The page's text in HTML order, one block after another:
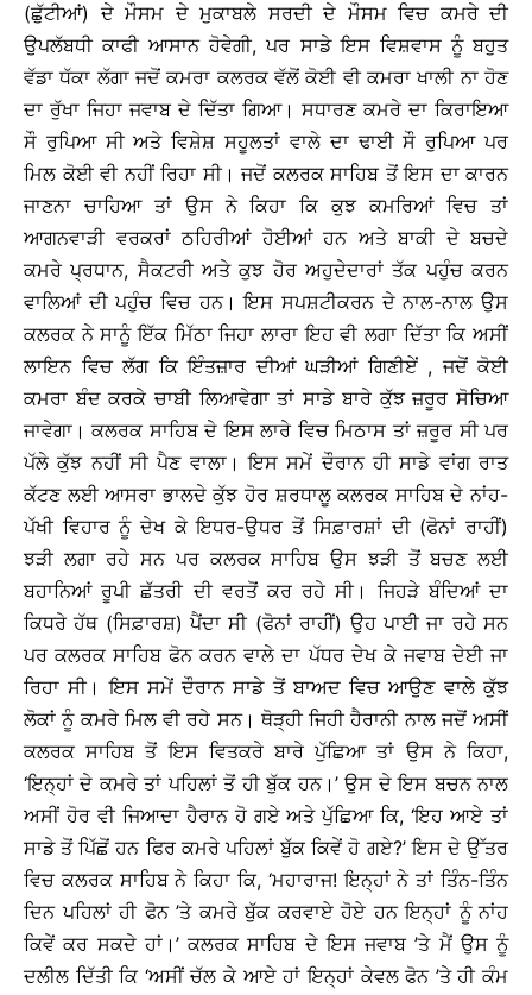
(ਛੁੱਟੀਆਂ) ਦੇ ਮੌਸਮ ਦੇ ਮੁਕਾਬਲੇ ਸਰਦੀ ਦੇ ਮੌਸਮ ਵਿਚ ਕਮਰੇ ਦੀ
ਉਪਲੱਬਧੀ ਕਾਫੀ ਆਸਾਨ ਹੋਵੇਗੀ, ਪਰ ਸਾਡੇ ਇਸ ਵਿਸ਼ਵਾਸ ਨੂੰ ਬਹੁਤ
ਵੱਡਾ ਧੱਕਾ ਲੱਗਾ ਜਦੋਂ ਕਮਰਾ ਕਲਰਕ ਵੱਲੋਂ ਕੋਈ ਵੀ ਕਮਰਾ ਖਾਲੀ ਨਾ ਹੋਣ
ਦਾ ਰੁੱਖਾ ਜਿਹਾ ਜਵਾਬ ਦੇ ਦਿੱਤਾ ਗਿਆ। ਸਧਾਰਣ ਕਮਰੇ ਦਾ ਕਿਰਾਇਆ
ਸੌ ਰੁਪਿਆ ਸੀ ਅਤੇ ਵਿਸ਼ੇਸ਼ ਸਹੂਲਤਾਂ ਵਾਲੇ ਦਾ ਢਾਈ ਸੌ ਰੁਪਿਆ ਪਰ
ਮਿਲ ਕੋਈ ਵੀ ਨਹੀਂ ਰਿਹਾ ਸੀ। ਜਦੋਂ ਕਲਰਕ ਸਾਹਿਬ ਤੋਂ ਇਸ ਦਾ ਕਾਰਨ
ਜਾਣਨਾ ਚਾਹਿਆ ਤਾਂ ਉਸ ਨੇ ਕਿਹਾ ਕਿ ਕੁਝ ਕਮਰਿਆਂ ਵਿਚ ਤਾਂ
ਆਗਨਵਾੜੀ ਵਰਕਰਾਂ ਠਹਿਰੀਆਂ ਹੋਈਆਂ ਹਨ ਅਤੇ ਬਾਕੀ ਦੇ ਬਚਦੇ
ਕਮਰੇ ਪ੍ਰਧਾਨ, ਸੈਕਟਰੀ ਅਤੇ ਕੁਝ ਹੋਰ ਅਹੁਦੇਦਾਰਾਂ ਤੱਕ ਪਹੁੰਚ ਕਰਨ
ਵਾਲਿਆਂ ਦੀ ਪਹੁੰਚ ਵਿਚ ਹਨ। ਇਸ ਸਪਸ਼ਟੀਕਰਨ ਦੇ ਨਾਲ-ਨਾਲ ਉਸ
ਕਲਰਕ ਨੇ ਸਾਨੂੰ ਇੱਕ ਮਿੱਠਾ ਜਿਹਾ ਲਾਰਾ ਇਹ ਵੀ ਲਗਾ ਦਿੱਤਾ ਕਿ ਅਸੀਂ
ਲਾਇਨ ਵਿਚ ਲੱਗ ਕਿ ਇੰਤਜ਼ਾਰ ਦੀਆਂ ਘੜੀਆਂ ਗਿਣੀਏਂ , ਜਦੋਂ ਕੋਈ
ਕਮਰਾ ਬੰਦ ਕਰਕੇ ਚਾਬੀ ਲਿਆਵੇਗਾ ਤਾਂ ਸਾਡੇ ਬਾਰੇ ਕੁੱਝ ਜ਼ਰੂਰ ਸੋਚਿਆ
ਜਾਵੇਗਾ। ਕਲਰਕ ਸਾਹਿਬ ਦੇ ਇਸ ਲਾਰੇ ਵਿਚ ਮਿਠਾਸ ਤਾਂ ਜ਼ਰੂਰ ਸੀ ਪਰ
ਪੱਲੇ ਕੁੱਝ ਨਹੀਂ ਸੀ ਪੈਣ ਵਾਲਾ। ਇਸ ਸਮੇਂ ਦੌਰਾਨ ਹੀ ਸਾਡੇ ਵਾਂਗ ਰਾਤ
ਕੱਟਣ ਲਈ ਆਸਰਾ ਭਾਲਦੇ ਕੁੱਝ ਹੋਰ ਸ਼ਰਧਾਲੂ ਕਲਰਕ ਸਾਹਿਬ ਦੇ ਨਾਂਹ-
ਪੱਖੀ ਵਿਹਾਰ ਨੂੰ ਦੇਖ ਕੇ ਇਧਰ-ਉਧਰ ਤੋਂ ਸਿਫ਼ਾਰਸ਼ਾਂ ਦੀ (ਫੋਨਾਂ ਰਾਹੀਂ)
ਝੜੀ ਲਗਾ ਰਹੇ ਸਨ ਪਰ ਕਲਰਕ ਸਾਹਿਬ ਉਸ ਝੜੀ ਤੋਂ ਬਚਣ ਲਈ
ਬਹਾਨਿਆਂ ਰੂਪੀ ਛੱਤਰੀ ਦੀ ਵਰਤੋਂ ਕਰ ਰਹੇ ਸੀ। ਜਿਹੜੇ ਬੰਦਿਆਂ ਦਾ
ਕਿਧਰੇ ਹੱਥ (ਸਿਫ਼ਾਰਸ਼) ਪੈਂਦਾ ਸੀ (ਫੋਨਾਂ ਰਾਹੀਂ) ਉਹ ਪਾਈ ਜਾ ਰਹੇ ਸਨ
ਪਰ ਕਲਰਕ ਸਾਹਿਬ ਫੋਨ ਕਰਨ ਵਾਲੇ ਦਾ ਪੱਧਰ ਦੇਖ ਕੇ ਜਵਾਬ ਦੇਈ ਜਾ
ਰਿਹਾ ਸੀ। ਇਸ ਸਮੇਂ ਦੌਰਾਨ ਸਾਡੇ ਤੋਂ ਬਾਅਦ ਵਿਚ ਆਉਣ ਵਾਲੇ ਕੁੱਝ
ਲੋਕਾਂ ਨੂੰ ਕਮਰੇ ਮਿਲ ਵੀ ਰਹੇ ਸਨ। ਥੋੜ੍ਹੀ ਜਿਹੀ ਹੈਰਾਨੀ ਨਾਲ ਜਦੋਂ ਅਸੀਂ
ਕਲਰਕ ਸਾਹਿਬ ਤੋਂ ਇਸ ਵਿਤਕਰੇ ਬਾਰੇ ਪੁੱਛਿਆ ਤਾਂ ਉਸ ਨੇ ਕਿਹਾ,
‘ਇਨ੍ਹਾਂ ਦੇ ਕਮਰੇ ਤਾਂ ਪਹਿਲਾਂ ਤੋਂ ਹੀ ਬੁੱਕ ਹਨ।’ ਉਸ ਦੇ ਇਸ ਬਚਨ ਨਾਲ
ਅਸੀਂ ਹੋਰ ਵੀ ਜਿਆਦਾ ਹੈਰਾਨ ਹੋ ਗਏ ਅਤੇ ਪੁੱਛਿਆ ਕਿ, ‘ਇਹ ਆਏ ਤਾਂ
ਸਾਡੇ ਤੋਂ ਪਿੱਛੋਂ ਹਨ ਫਿਰ ਕਮਰੇ ਪਹਿਲਾਂ ਬੁੱਕ ਕਿਵੇਂ ਹੋ ਗਏ?’ ਇਸ ਦੇ ਉੱਤਰ
ਵਿਚ ਕਲਰਕ ਸਾਹਿਬ ਨੇ ਕਿਹਾ ਕਿ, ‘ਮਹਾਰਾਜ! ਇਨ੍ਹਾਂ ਨੇ ਤਾਂ ਤਿੰਨ-ਤਿੰਨ
ਦਿਨ ਪਹਿਲਾਂ ਹੀ ਫੋਨ ’ਤੇ ਕਮਰੇ ਬੁੱਕ ਕਰਵਾਏ ਹੋਏ ਹਨ ਇਨ੍ਹਾਂ ਨੂੰ ਨਾਂਹ
ਕਿਵੇਂ ਕਰ ਸਕਦੇ ਹਾਂ।’ ਕਲਰਕ ਸਾਹਿਬ ਦੇ ਇਸ ਜਵਾਬ ’ਤੇ ਮੈਂ ਉਸ ਨੂੰ
ਦਲੀਲ ਦਿੱਤੀ ਕਿ ‘ਅਸੀਂ ਚੱਲ ਕੇ ਆਏ ਹਾਂ ਇਨ੍ਹਾਂ ਕੇਵਲ ਫੋਨ ’ਤੇ ਹੀ ਕੰਮ